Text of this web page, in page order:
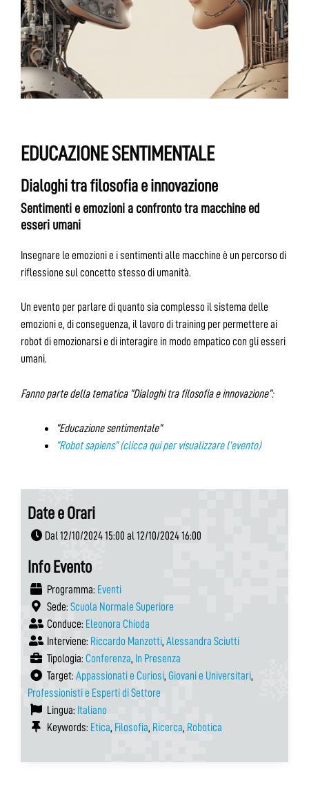
EDUCAZIONE SENTIMENTALE
Dialoghi tra filosofia e innovazione
Sentimenti e emozioni a confronto tra macchine ed
esseri umani
Insegnare le emozioni e i sentimenti alle macchine è un percorso di
riflessione sul concetto stesso di umanità.
Un evento per parlare di quanto sia complesso il sistema delle
emozioni e, di conseguenza, il lavoro di training per permettere ai
robot di emozionarsi e di interagire in modo empatico con gli esseri
umani.
Fanno parte della tematica “Dialoghi tra filosofia e innovazione”:
“Educazione sentimentale”
“Robot sapiens” (clicca qui per visualizzare l’evento)
Date e Orari
Dal 12/10/2024 15:00 al 12/10/2024 16:00
Info Evento
Programma: Eventi
Sede: Scuola Normale Superiore
Conduce: Eleonora Chioda
Interviene: Riccardo Manzotti, Alessandra Sciutti
Tipologia: Conferenza, In Presenza
Target: Appassionati e Curiosi, Giovani e Universitari,
Professionisti e Esperti di Settore
Lingua: Italiano
Keywords: Etica, Filosofia, Ricerca, Robotica